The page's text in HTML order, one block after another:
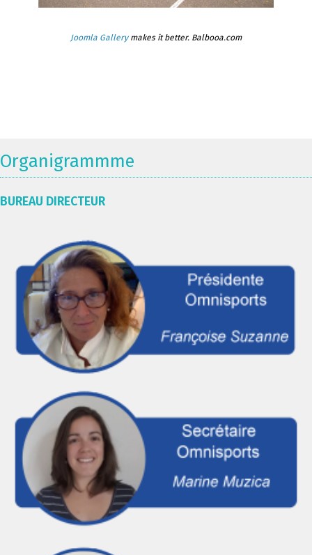
Joomla Gallerymakes it better. Balbooa.com
Organigrammme
BUREAU DIRECTEUR